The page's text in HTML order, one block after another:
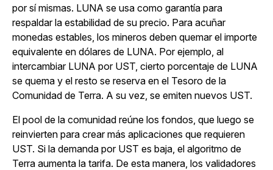
por sí mismas. LUNA se usa como garantía para
respaldar la estabilidad de su precio. Para acuñar
monedas estables, los mineros deben quemar el importe
equivalente en dólares de LUNA. Por ejemplo, al
intercambiar LUNA por UST, cierto porcentaje de LUNA
se quema y el resto se reserva en el Tesoro de la
Comunidad de Terra. A su vez, se emiten nuevos UST.
El pool de la comunidad reúne los fondos, que luego se
reinvierten para crear más aplicaciones que requieren
UST. Si la demanda por UST es baja, el algoritmo de
Terra aumenta la tarifa. De esta manera, los validadores